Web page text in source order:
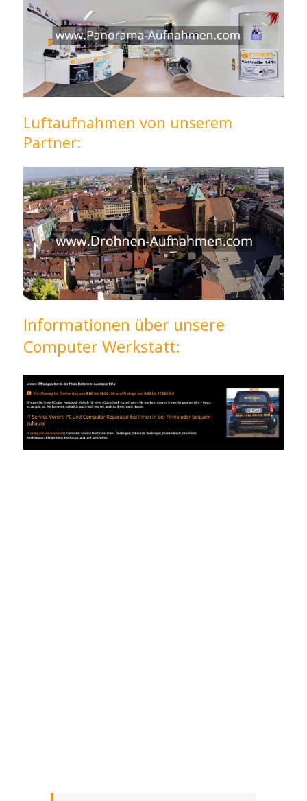
Luftaufnahmen von unserem
Partner:
Informationen über unsere
Computer Werkstatt: